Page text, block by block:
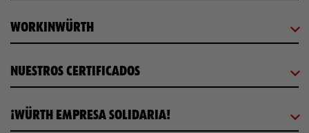
WORKINWÜRTH
NUESTROS CERTIFICADOS
¡WÜRTH EMPRESA SOLIDARIA!